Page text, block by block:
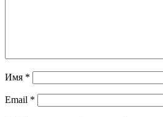
Имя *
Email *